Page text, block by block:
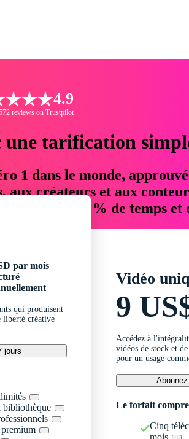
4.9
reviews on Trustpilot
une tarification
1 dans le monde,
créateurs et aux
jusqu'à 76 % de temps et
par mois
qui produisent
liberté créative
jours
bibliothèque
Vidéo
9
Accédez à
vidéos de stock et
pour un usage
Le forfait
Cinq
mois